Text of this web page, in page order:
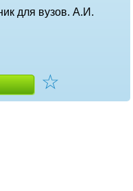
для вузов. А.И.
☆